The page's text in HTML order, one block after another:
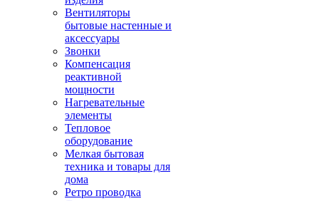
Вентиляторы
бытовые настенные и
аксессуары
Звонки
Компенсация
реактивной
мощности
Нагревательные
элементы
Тепловое
оборудование
Мелкая бытовая
техника и товары для
дома
Ретро проводка